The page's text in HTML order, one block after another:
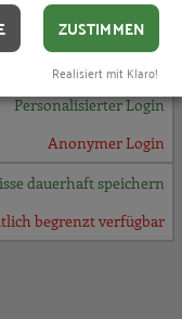
Funktionen & Tools
Funktionsumfang
Personalisierter Login
Anonymer Login
dauerhaft speichern
begrenzt verfügbar
ZUSTIMMEN
Realisiert mit Klaro!